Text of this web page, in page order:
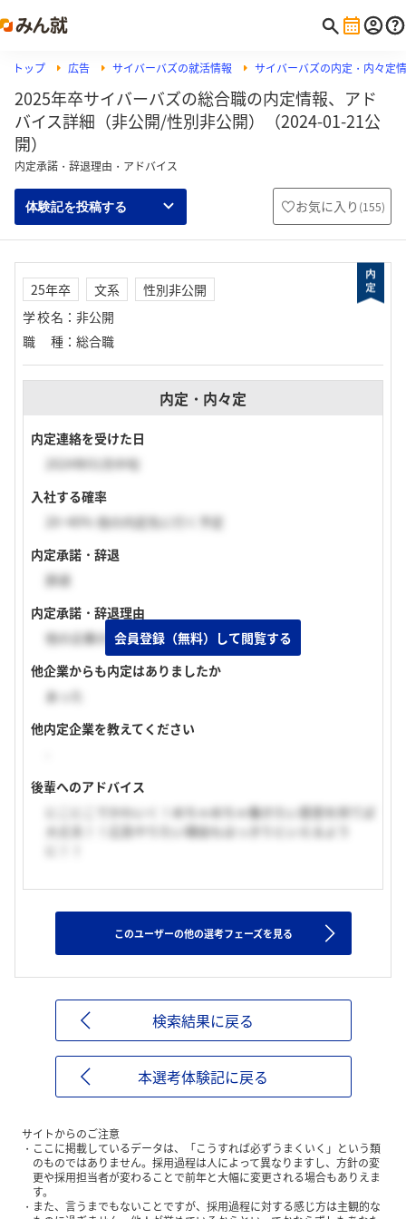
トップ 広告 サイバーバズの就活情報 サイバーバズの内定・内々定
2025年卒サイバーバズの総合職の内定情報、アド
バイス詳細（非公開/性別非公開）（2024-01-21公
開）
内定承諾・辞退理由・アドバイス
体験記を投稿する お気に入り (155)
25年卒 文系
性別非公開
学校名 ： 非公開
職種 ： 総合職
内定・内々定
内定連絡を受けた日
2024年01月中旬
入社する確率
20~40% 他の内定先に行く予定
内定承諾・辞退
辞退
内定承諾・辞退理由
他の企業の方が魅力的だった。
他企業からも内定はありましたか
あった
他内定企業を教えてください
後輩へのアドバイス
にこにこでかわいく！めちゃめちゃ働きたい意思を持てば
大丈夫！！広告やりたい理由もはっきりといえるよう
会員登録（無料）して閲覧する
このユーザーの他の選考フェーズを見る
検索結果に戻る
本選考体験記に戻る
サイトからのご注意
ここに掲載しているデータは、「こうすれば必ずうまくいく」という類
のものではありません。採用過程は人によって異なりますし、方針の変
更や採用担当者が変わることで前年と大幅に変更される場合もありえま
す。
また、言うまでもないことですが、採用過程に対する感じ方は主観的な